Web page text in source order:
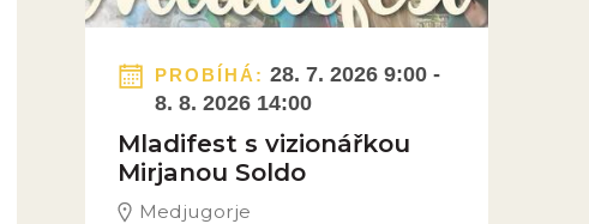
PROBÍHÁ: 28. 7. 2026 9:00 -
8. 8. 2026 14:00
Mladifest s vizionářkou
Mirjanou Soldo
Medjugorje